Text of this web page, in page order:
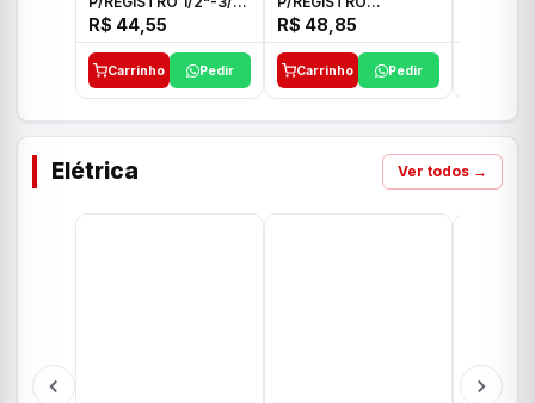
E 1"C21.PQ DECA
R$ 44,55
Carrinho Pedir
1/2"-3/4"-1" ACB M
CS 33 ICO
R$ 48,85
Carrinho Pedir
Elétrica Ver todos →